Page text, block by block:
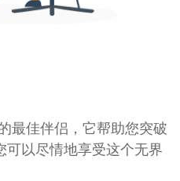
最佳伴侣，它帮助您突破
以尽情地享受这个无界